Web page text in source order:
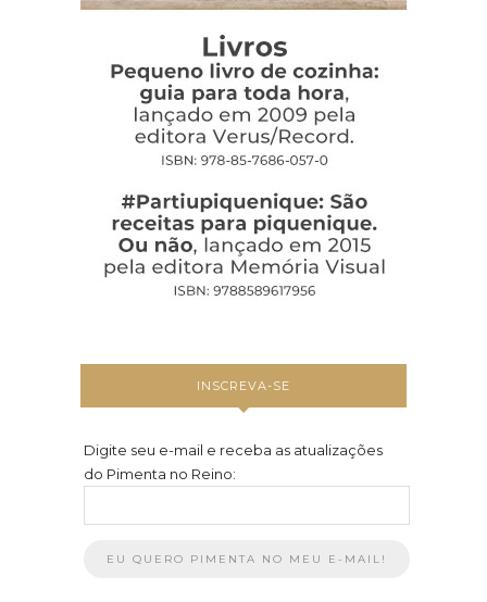
INSCREVA-SE
Digite seu e-mail e receba as atualizações
do Pimenta no Reino: